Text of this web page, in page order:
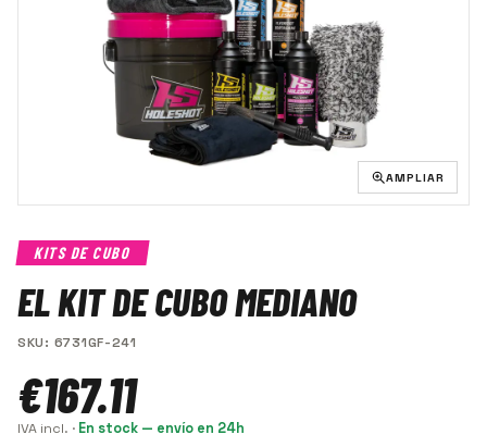
AMPLIAR
KITS DE CUBO
EL KIT DE CUBO MEDIANO
SKU: 6731GF-241
€167.11
IVA incl. · En stock — envío en 24h